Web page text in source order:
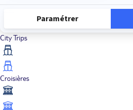
City Trips
Croisières